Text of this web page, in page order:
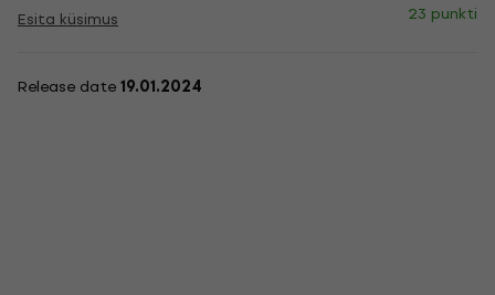
Esita küsimus 23 punkti
Release date19.01.2024